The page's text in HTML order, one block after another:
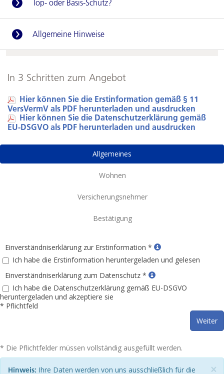
Top- oder Basis-Schutz?
Allgemeine Hinweise
In 3 Schritten zum Angebot
Hier können Sie die Erstinformation gemäß § 11
VersVermV als PDF herunterladen und ausdrucken
Hier können Sie die Datenschutzerklärung gemäß
EU-DSGVO als PDF herunterladen und ausdrucken
Allgemeines
Wohnen
Versicherungsnehmer
Bestätigung
Einverständniserklärung zur Erstinformation *
Ich habe die Erstinformation heruntergeladen und gelesen
Einverständniserklärung zum Datenschutz *
Ich habe die Datenschutzerklärung gemäß EU-DSGVO
heruntergeladen und akzeptiere sie
* Pflichtfeld
Weiter
* Die Pflichtfelder müssen vollständig ausgefüllt werden.
×
Hinweis: Ihre Daten werden von uns ausschließlich für die